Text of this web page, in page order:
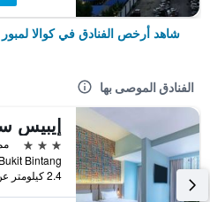
شاهد أرخص الفنادق في كوالا لمبور
الفنادق الموصى بها
3 نجوم
2.4 كيلومتر عن وسط المدينة